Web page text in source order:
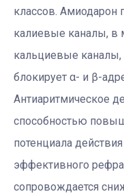
классов. Амиодарон
калиевые каналы, в
кальциевые каналы,
блокирует α- и β-
Антиаритмическое
способностью
потенциала
эффективного
сопровождается